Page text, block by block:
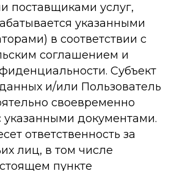
поставщиками услуг,
указанными
в соответствии с
соглашением и
Субъект
и/или Пользователь
своевременно
указанными документами.
ответственность за
лиц, в том числе
пункте